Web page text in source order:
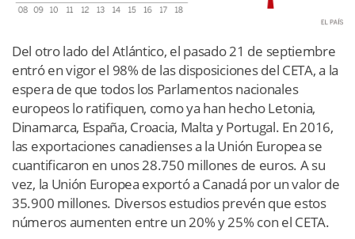
Del otro lado del Atlántico, el pasado 21 de septiembre
entró en vigor el 98% de las disposiciones del CETA, a la
espera de que todos los Parlamentos nacionales
europeos lo ratifiquen, como ya han hecho Letonia,
Dinamarca, España, Croacia, Malta y Portugal. En 2016,
las exportaciones canadienses a la Unión Europea se
cuantificaron en unos 28.750 millones de euros. A su
vez, la Unión Europea exportó a Canadá por un valor de
35.900 millones. Diversos estudios prevén que estos
números aumenten entre un 20% y 25% con el CETA.